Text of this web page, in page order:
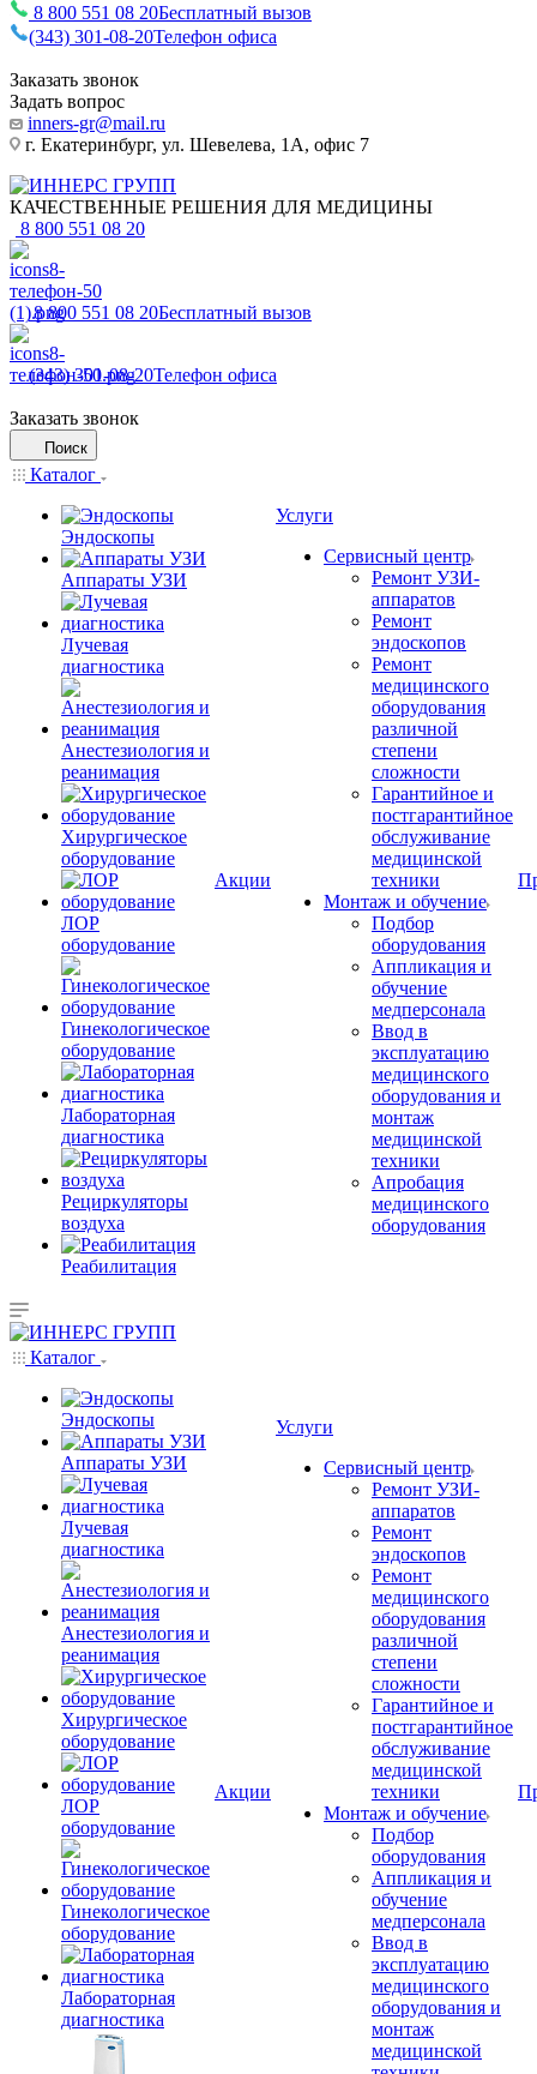
8 800 551 08 20Бесплатный вызов
(343) 301-08-20Телефон офиса
Заказать звонок
Задать вопрос
inners-gr@mail.ru
г. Екатеринбург, ул. Шевелева, 1А, офис 7
КАЧЕСТВЕННЫЕ РЕШЕНИЯ ДЛЯ МЕДИЦИНЫ
8 800 551 08 20
8 800 551 08 20Бесплатный вызов
(343) 301-08-20Телефон офиса
Заказать звонок
Поиск
Каталог
Эндоскопы
Аппараты УЗИ
Лучевая
диагностика
Анестезиология и
реанимация
Хирургическое
оборудование
ЛОР
оборудование
Гинекологическое
оборудование
Лабораторная
диагностика
Рециркуляторы
воздуха
Реабилитация
Акции
Услуги
Сервисный центр
Ремонт УЗИ-
аппаратов
Ремонт
эндоскопов
Ремонт
медицинского
оборудования
различной
степени
сложности
Гарантийное и
постгарантийное
обслуживание
медицинской
техники
Монтаж и обучение
Подбор
оборудования
Аппликация и
обучение
медперсонала
Ввод в
эксплуатацию
медицинского
оборудования и
монтаж
медицинской
техники
Апробация
медицинского
оборудования
Каталог
Эндоскопы
Аппараты УЗИ
Лучевая
диагностика
Анестезиология и
реанимация
Хирургическое
оборудование
ЛОР
оборудование
Гинекологическое
оборудование
Лабораторная
диагностика
Акции
Услуги
Сервисный центр
Ремонт УЗИ-
аппаратов
Ремонт
эндоскопов
Ремонт
медицинского
оборудования
различной
степени
сложности
Гарантийное и
постгарантийное
обслуживание
медицинской
техники
Монтаж и обучение
Подбор
оборудования
Аппликация и
обучение
медперсонала
Ввод в
эксплуатацию
медицинского
оборудования и
монтаж
медицинской